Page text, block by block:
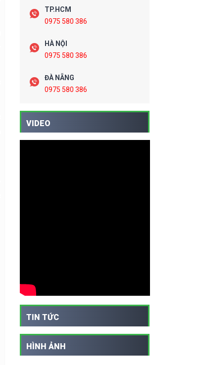
TP.HCM
0975 580 386
HÀ NỘI
0975 580 386
ĐÀ NẴNG
0975 580 386
VIDEO
TIN TỨC
HÌNH ẢNH